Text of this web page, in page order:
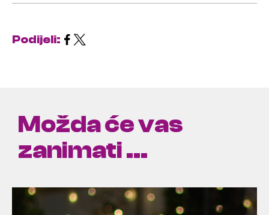
Podijeli:
Možda će vas
zanimati ...